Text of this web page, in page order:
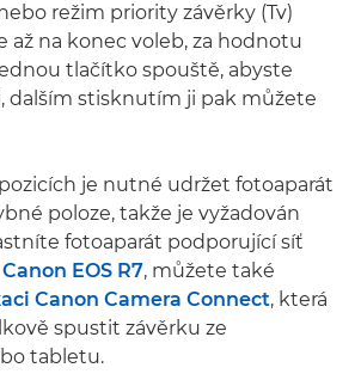
režim priority závěrky (Tv)
až na konec voleb, za hodnotu
tlačítko spouště, abyste
dalším stisknutím ji pak můžete
je nutné udržet fotoaparát
poloze, takže je vyžadován
fotoaparát podporující síť
Canon EOS R7, můžete také
Canon Camera Connect, která
spustit závěrku ze
tabletu.